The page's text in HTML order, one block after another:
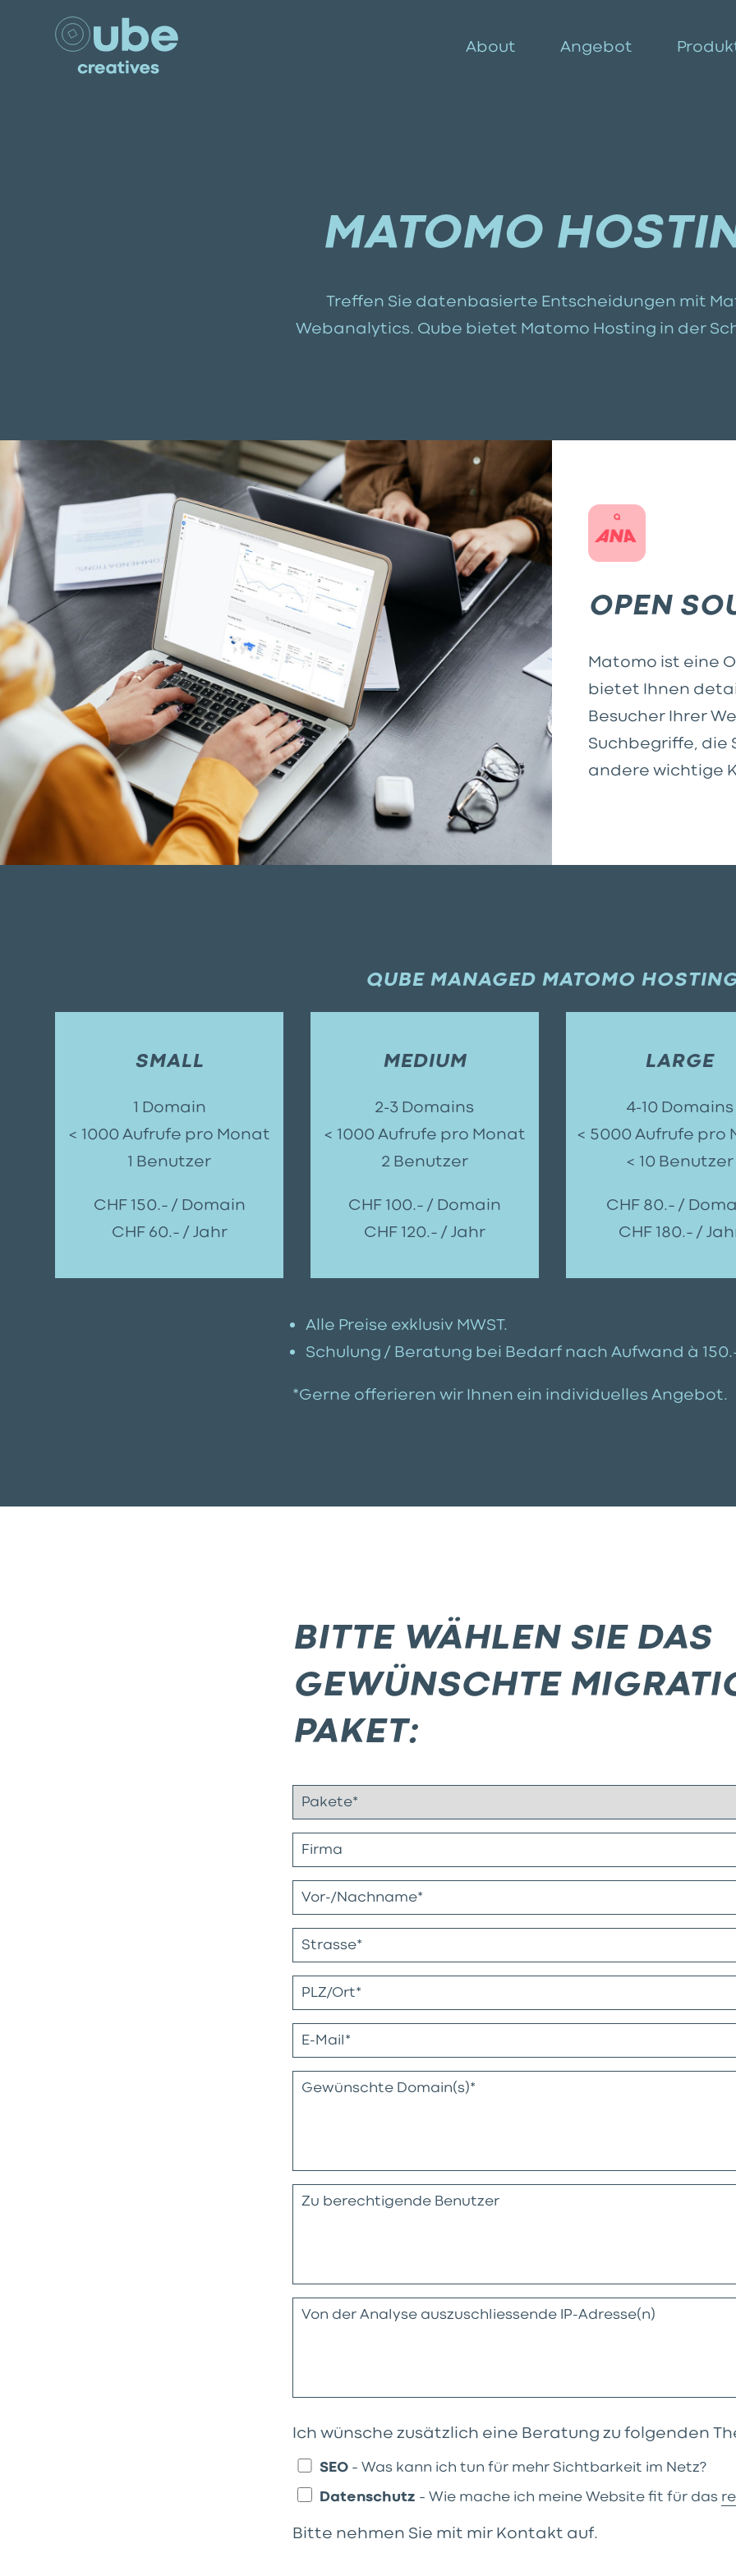
About Angebot
MATOMO
Treffen Sie datenbasierte Entscheidungen mit
Webanalytics. Qube bietet Matomo Hosting in der
OPEN
Matomo ist eine
bietet Ihnen
Besucher Ihrer
Suchbegriffe, die
andere wichtige
QUBE MANAGED MATOMO
SMALL
1 Domain
< 1000 Aufrufe pro Monat
1 Benutzer
CHF 150.– / Domain
CHF 60.– / Jahr
MEDIUM
2-3 Domains
< 1000 Aufrufe pro Monat
2 Benutzer
CHF 100.– / Domain
CHF 120.– / Jahr
LARGE
4-10 Domains
< 5000 Aufrufe pro
< 10 Benutzer
CHF 80.– /
CHF 180.– /
Alle Preise exklusiv MWST.
Schulung / Beratung bei Bedarf nach Aufwand à
*Gerne offerieren wir Ihnen ein individuelles Angebot.
BITTE WÄHLEN SIE DAS
GEWÜNSCHTE
PAKET:
Ich wünsche zusätzlich eine Beratung zu folgenden
SEO– Was kann ich tun für mehr Sichtbarkeit im Netz?
Datenschutz – Wie mache ich meine Website fit für das
Bitte nehmen Sie mit mir Kontakt auf.